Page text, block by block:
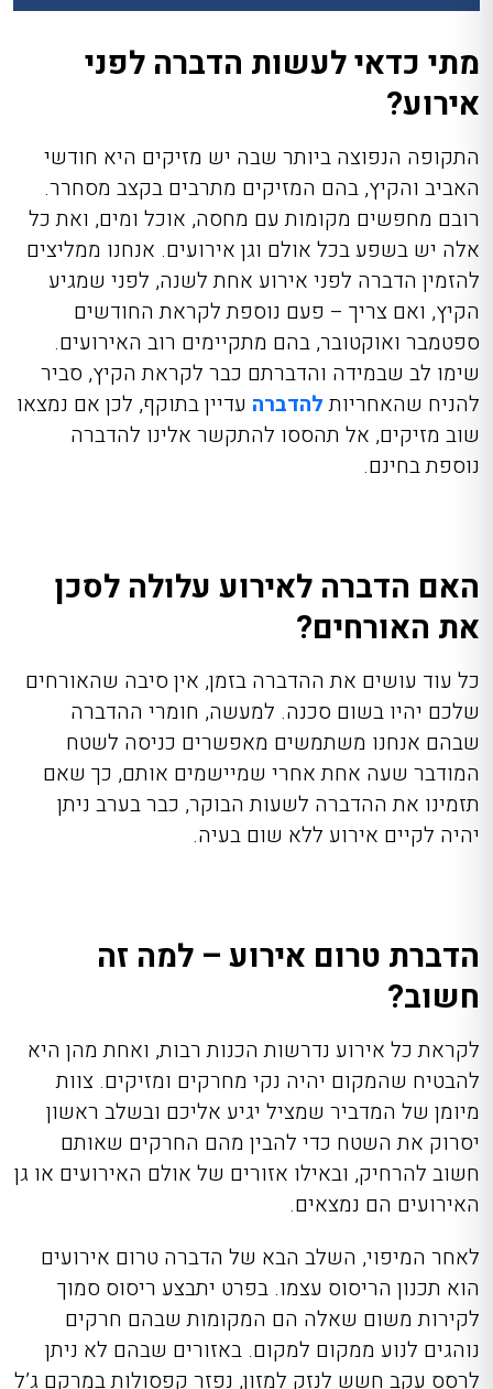
מתי כדאי לעשות הדברה לפני
אירוע?
התקופה הנפוצה ביותר שבה יש מזיקים היא חודשי
האביב והקיץ, בהם המזיקים מתרבים בקצב מסחרר.
רובם מחפשים מקומות עם מחסה, אוכל ומים, ואת כל
אלה יש בשפע בכל אולם וגן אירועים. אנחנו ממליצים
להזמין הדברה לפני אירוע אחת לשנה, לפני שמגיע
הקיץ, ואם צריך – פעם נוספת לקראת החודשים
ספטמבר ואוקטובר, בהם מתקיימים רוב האירועים.
שימו לב שבמידה והדברתם כבר לקראת הקיץ, סביר
להניח שהאחריותלהדברה עדיין בתוקף, לכן אם נמצאו
שוב מזיקים, אל תהססו להתקשר אלינו להדברה
נוספת בחינם.
האם הדברה לאירוע עלולה לסכן
את האורחים?
כל עוד עושים את ההדברה בזמן, אין סיבה שהאורחים
שלכם יהיו בשום סכנה. למעשה, חומרי ההדברה
שבהם אנחנו משתמשים מאפשרים כניסה לשטח
המודבר שעה אחת אחרי שמיישמים אותם, כך שאם
תזמינו את ההדברה לשעות הבוקר, כבר בערב ניתן
יהיה לקיים אירוע ללא שום בעיה.
הדברת טרום אירוע – למה זה
חשוב?
לקראת כל אירוע נדרשות הכנות רבות, ואחת מהן היא
להבטיח שהמקום יהיה נקי מחרקים ומזיקים. צוות
מיומן של המדביר שמציל יגיע אליכם ובשלב ראשון
יסרוק את השטח כדי להבין מהם החרקים שאותם
חשוב להרחיק, ובאילו אזורים של אולם האירועים או גן
האירועים הם נמצאים.
לאחר המיפוי, השלב הבא של הדברה טרום אירועים
הוא תכנון הריסוס עצמו. בפרט יתבצע ריסוס סמוך
לקירות משום שאלה הם המקומות שבהם חרקים
נוהגים לנוע ממקום למקום. באזורים שבהם לא ניתן
לרסס עקב חשש לנזק למזון, נפזר קפסולות במרקם ג’ל